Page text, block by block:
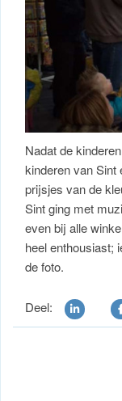
Nadat de
kinderen van Sint
prijsjes van de
Sint ging met
even bij alle
heel enthousiast;
de foto.
Deel: